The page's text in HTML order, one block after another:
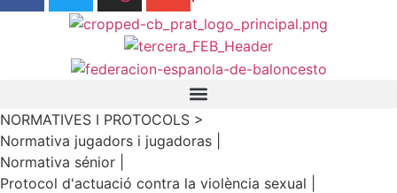
NORMATIVES I PROTOCOLS >
Normativa jugadors i jugadoras |
Normativa sénior |
Protocol d'actuació contra la violència sexual |